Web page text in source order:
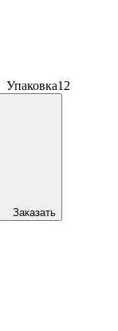
Упаковка12
Заказать